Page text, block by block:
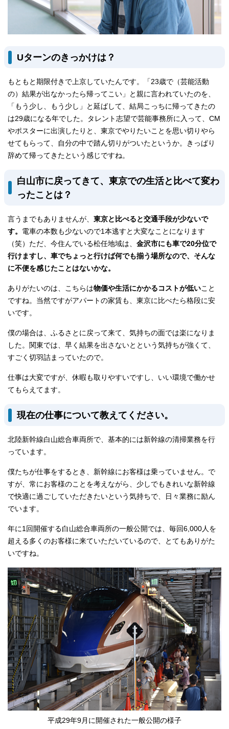
Uターンのきっかけは？
もともと期限付きで上京していたんです。「23歳で（芸能活動
の）結果が出なかったら帰ってこい」と親に言われていたのを、
「もう少し、もう少し」と延ばして、結局こっちに帰ってきたの
は29歳になる年でした。タレント志望で芸能事務所に入って、CM
やポスターに出演したりと、東京でやりたいことを思い切りやら
せてもらって、自分の中で踏ん切りがついたというか。きっぱり
辞めて帰ってきたという感じですね。
白山市に戻ってきて、東京での生活と比べて変わ
ったことは？
言うまでもありませんが、 東京と比べると交通手段が少ないで
す。 電車の本数も少ないので1本逃すと大変なことになります
（笑）ただ、今住んでいる松任地域は、 金沢市にも車で20分位で
行けますし、車でちょっと行けば何でも揃う場所なので、そんな
に不便を感じたことはないかな。
ありがたいのは、こちらは物価や生活にかかるコストが低いこと
ですね。当然ですがアパートの家賃も、東京に比べたら格段に安
いです。
僕の場合は、ふるさとに戻って来て、気持ちの面では楽になりま
した。関東では、早く結果を出さないとという気持ちが強くて、
すごく切羽詰まっていたので。
仕事は大変ですが、休暇も取りやすいですし、いい環境で働かせ
てもらえてます。
現在の仕事について教えてください。
北陸新幹線白山総合車両所で、基本的には新幹線の清掃業務を行
っています。
僕たちが仕事をするとき、新幹線にお客様は乗っていません。で
すが、常にお客様のことを考えながら、少しでもきれいな新幹線
で快適に過ごしていただきたいという気持ちで、日々業務に励ん
でいます。
年に1回開催する白山総合車両所の一般公開では、毎回6,000人を
超える多くのお客様に来ていただいているので、とてもありがた
いですね。
平成29年9月に開催された一般公開の様子